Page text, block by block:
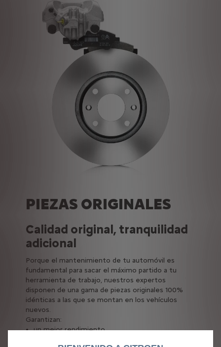
PIEZAS ORIGINALES
Calidad original, tranquilidad
adicional
Porque el mantenimiento de tu automóvil es
fundamental para sacar el máximo partido a tu
herramienta de trabajo, nuestros expertos
disponen de una gama de piezas originales 100%
idénticas a las que se montan en los vehículos
nuevos.
Garantizan:
un mejor rendimiento,